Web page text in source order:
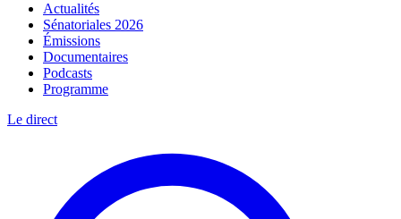
Actualités
Sénatoriales 2026
Émissions
Documentaires
Podcasts
Programme
Le direct